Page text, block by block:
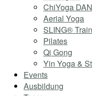
ChiYoga
Aerial Yoga
SLING®
Pilates
Qi Gong
Yin Yoga &
Events
Ausbildung